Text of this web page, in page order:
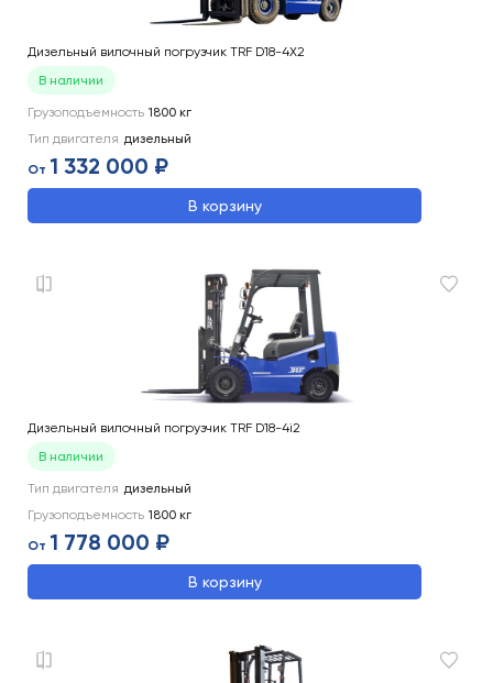
Дизельный вилочный погрузчик TRF D18-4X2
В наличии
Грузоподъемность 1800 кг
Тип двигателя дизельный
От 1 332 000 ₽
В корзину
Дизельный вилочный погрузчик TRF D18-4i2
В наличии
Тип двигателя дизельный
Грузоподъемность 1800 кг
От 1 778 000 ₽
В корзину